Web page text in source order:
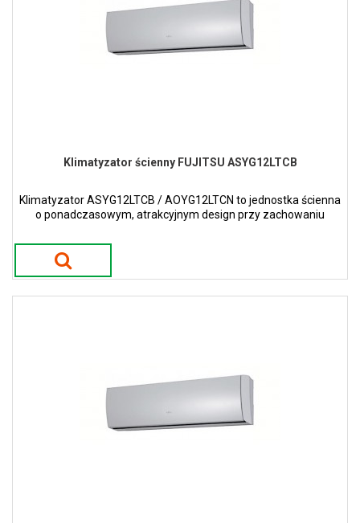
Klimatyzator ścienny FUJITSU ASYG12LTCB
Klimatyzator ASYG12LTCB / AOYG12LTCN to jednostka ścienna
o ponadczasowym, atrakcyjnym design przy zachowaniu